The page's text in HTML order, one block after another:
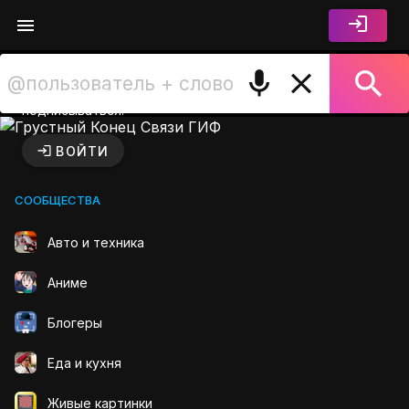
комментировать и
подписываться.
ВОЙТИ
СООБЩЕСТВА
Авто и техника
Аниме
Блогеры
Еда и кухня
Живые картинки
Грустный Конец Связи ГИФ